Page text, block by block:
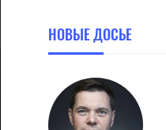
НОВЫЕ ДОСЬЕ